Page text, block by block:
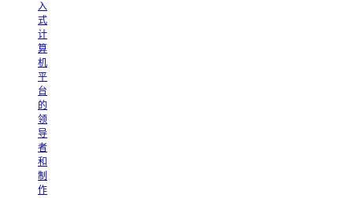
入
式
计
算
机
平
台
的
领
导
者
和
制
作